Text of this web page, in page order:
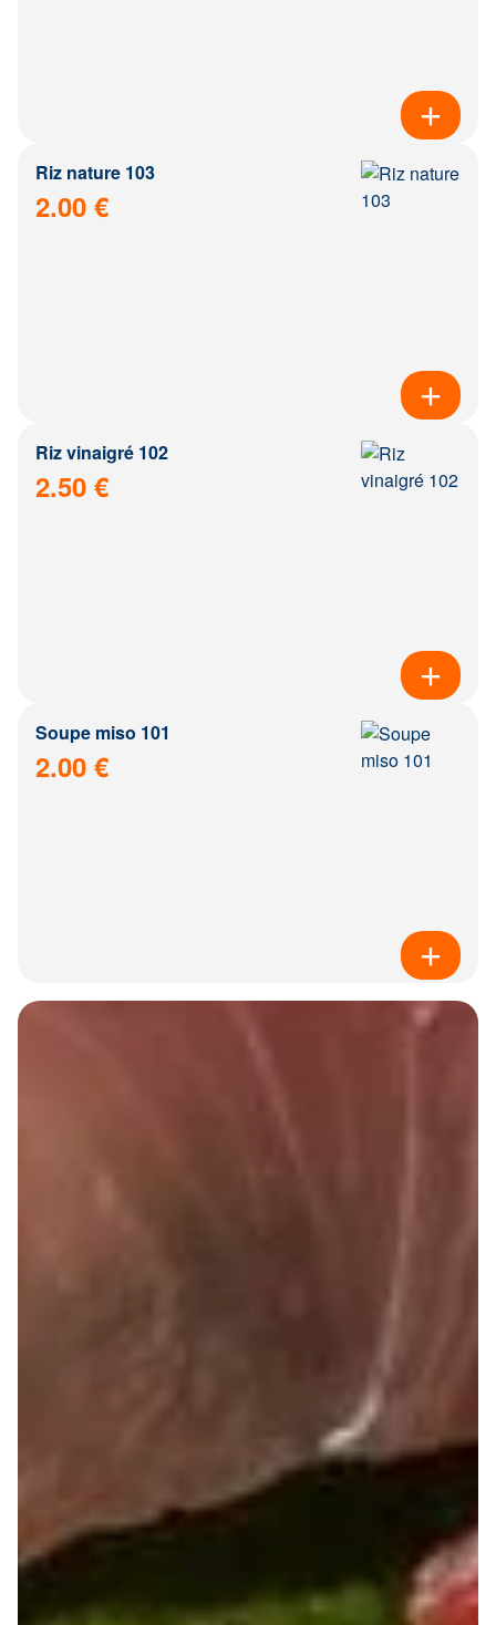
Riz nature 103
2.00 €
Riz vinaigré 102
2.50 €
Soupe miso 101
2.00 €